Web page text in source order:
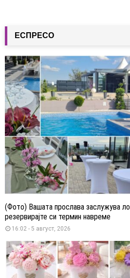
ЕСПРЕСО
(Фото) Вашата прослава заслужува
резервирајте си термин навреме
16:02 - 5 август, 2026